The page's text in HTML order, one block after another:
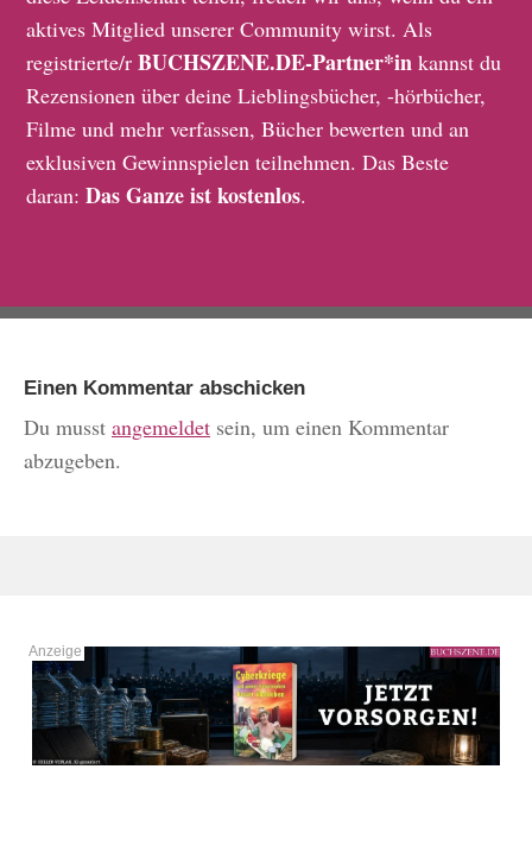
aktives Mitglied unserer Community wirst. Als
registrierte/rBUCHSZENE.DE-Partner*in kannst du
Rezensionen über deine Lieblingsbücher, -hörbücher,
Filme und mehr verfassen, Bücher bewerten und an
exklusiven Gewinnspielen teilnehmen. Das Beste
daran:Das Ganze ist kostenlos.
Einen Kommentar abschicken
Du musst angemeldet sein, um einen Kommentar
abzugeben.